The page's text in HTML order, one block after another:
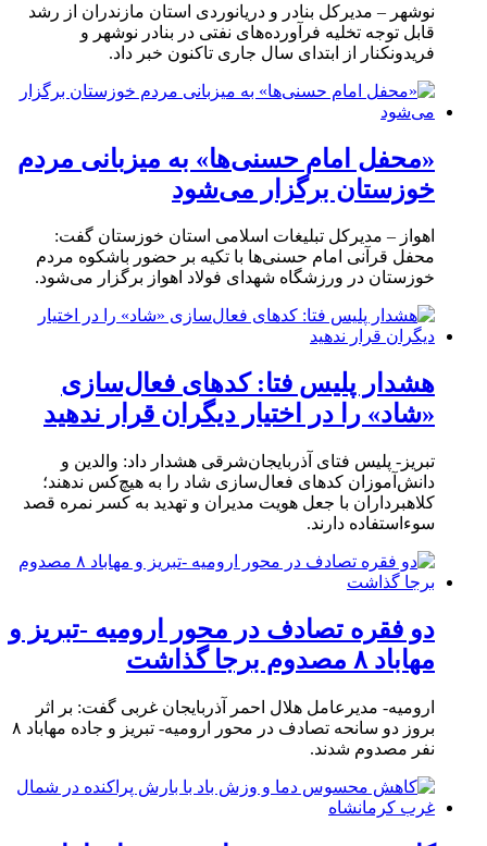
نوشهر – مدیرکل بنادر و دریانوردی استان مازندران از رشد
قابل توجه تخلیه فرآورده‌های نفتی در بنادر نوشهر و
فریدونکنار از ابتدای سال جاری تاکنون خبر داد.
«محفل امام حسنی‌ها» به میزبانی مردم
خوزستان برگزار می‌شود
اهواز – مدیرکل تبلیغات اسلامی استان خوزستان گفت:
محفل قرآنی امام حسنی‌ها با تکیه بر حضور باشکوه مردم
خوزستان در ورزشگاه شهدای فولاد اهواز برگزار می‌شود.
هشدار پلیس فتا: کدهای فعال‌سازی
«شاد» را در اختیار دیگران قرار ندهید
تبریز- پلیس فتای آذربایجان‌شرقی هشدار داد: والدین و
دانش‌آموزان کدهای فعال‌سازی شاد را به هیچ‌کس ندهند؛
کلاهبرداران با جعل هویت مدیران و تهدید به کسر نمره قصد
سوءاستفاده دارند.
دو فقره تصادف در محور ارومیه -تبریز و
مهاباد ۸ مصدوم برجا گذاشت
ارومیه- مدیرعامل هلال احمر آذربایجان غربی گفت: بر اثر
بروز دو سانحه تصادف در محور ارومیه- تبریز و جاده مهاباد ۸
نفر مصدوم شدند.